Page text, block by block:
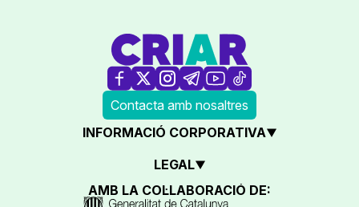
Contacta amb nosaltres
INFORMACIÓ CORPORATIVA
LEGAL
AMB LA COL·LABORACIÓ DE: